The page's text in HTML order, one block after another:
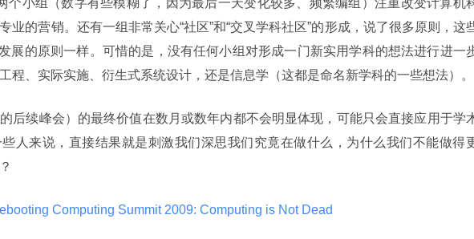
个小组（数字有些模糊了，因为最后一天变化较多、频繁编组）注重改变计算机
业的营销。还有一组非常关心“社区”和“交叉学科社区”的形成，说了很多原则，这
展的原则一样。可惜的是，没有任何小组对形成一门新实用学科的想法进行进一
程、实际实施、衍生式系统设计，还是信息学（这都是命名新学科的一些想法）。
后续峰会）的最终价值在数月或数年内都不会明显体现，可能只会直接应用于学
人来说，直接结果就是刺激我们深思我们究竟在做什么，为什么我们不能做得
Computing Summit 2009: Computing is Not Dead